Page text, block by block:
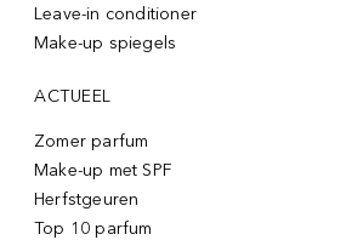
Leave-in conditioner
Make-up spiegels
ACTUEEL
Zomer parfum
Make-up met SPF
Herfstgeuren
Top 10 parfum